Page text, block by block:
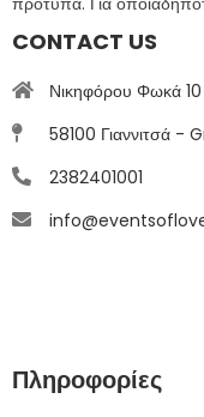
CONTACT US
Νικηφόρου Φωκά 10
58100 Γιαννιτσά -
2382401001
Πληροφορίες